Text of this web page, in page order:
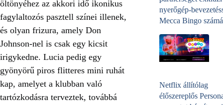
öltönyéhez az akkori idő ikonikus
fagylaltozós pasztell színei illenek,
és olyan frizura, amely Don
Johnson-nel is csak egy kicsit
irigykedne. Lucia pedig egy
gyönyörű piros flitteres mini ruhát
kap, amelyet a klubban való
tartózkodásra terveztek, továbbá
nyerőgép-
Mecca Bingo
Netflix állítólag
élőszereplős